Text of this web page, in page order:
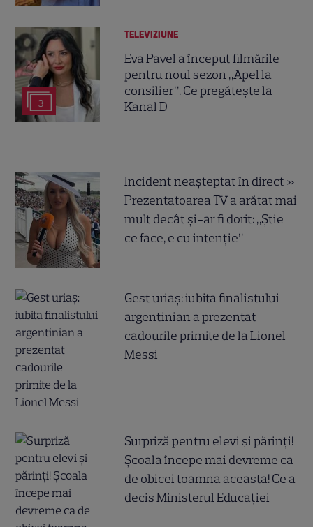
3
TELEVIZIUNE
Eva Pavel a început filmările
pentru noul sezon „Apel la
consilier”. Ce pregătește la
Kanal D
Incident neașteptat în direct »
Prezentatoarea TV a arătat mai
mult decât și-ar fi dorit: „Știe
ce face, e cu intenție”
Gest uriaș: iubita finalistului
argentinian a prezentat
cadourile primite de la Lionel
Messi
Surpriză pentru elevi și părinți!
Școala începe mai devreme ca
de obicei toamna aceasta! Ce a
decis Ministerul Educației